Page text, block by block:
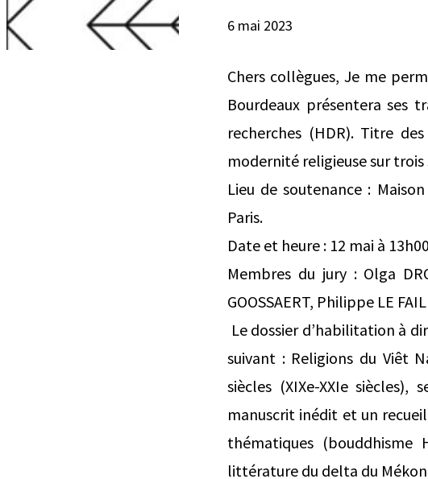
6 mai 2023
Chers collègues, Je me
Bourdeaux présentera ses
recherches (HDR). Titre
modernité religieuse sur trois
Lieu de soutenance :
Paris.
Date et heure : 12 mai à
Membres du jury : Olga
GOOSSAERT, Philippe LE
Le dossier d’habilitation à
suivant : Religions du Viêt
siècles (XIXe-XXIe
manuscrit inédit et un
thématiques (bouddhisme
littérature du delta du